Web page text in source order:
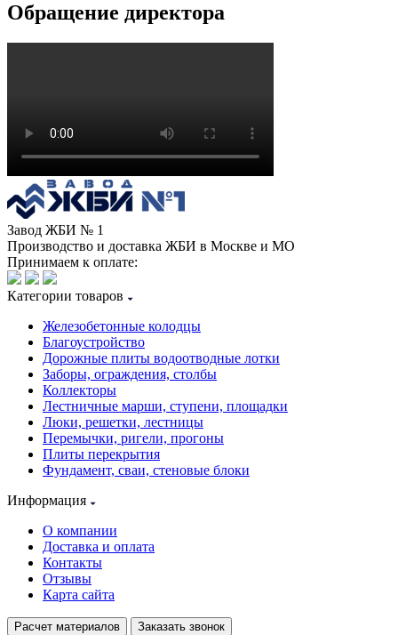
Обращение директора
Завод ЖБИ № 1
Производство и доставка ЖБИ в Москве и МО
Принимаем к оплате:
Категории товаров
Железобетонные колодцы
Благоустройство
Дорожные плиты водоотводные лотки
Заборы, ограждения, столбы
Коллекторы
Лестничные марши, ступени, площадки
Люки, решетки, лестницы
Перемычки, ригели, прогоны
Плиты перекрытия
Фундамент, сваи, стеновые блоки
Информация
О компании
Доставка и оплата
Контакты
Отзывы
Карта сайта
Расчет материалов Заказать звонок